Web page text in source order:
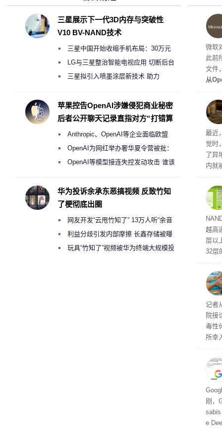
微软
此前
文件
从
营
最近
觉时
了异
内就
400
越高
层以
32层
ND
研发
星
容量
重
记者
院接
毒性
所幸
业
刚，
e
三星展示下一代3D内存与突破性
V10 BV-NAND技术
三星中国开始收缩手机布局：30万元
月销售额不达标门店 将被逐步清退
LG与三星整治智能电视应用 切断后台
偷偷共享带宽的违规行为
三星拟引入喷墨涂层新技术 助力
度
苹果控告OpenAI涉嫌侵犯商业秘密
后者公开聊天记录直指对方“打错算
Anthropic、OpenAI等企业面临欧盟
《人工智能法案》全新执法权限审查
OpenAI为网红举办奢华夏令营被批：
2000美元一晚 遭讽“反乌托邦”
OpenAI等模型接连失控发动攻击 谁该
华为投诉余承东恶搞视频 反致竹知
了梗彻底出圈
网友开发“云甩竹知了” 13万人听“余音
绕梁”利益分歧引发内部摩擦 长鑫存储被曝
曾将华为驻场工程师驱逐出研发基地
玩具“竹知了”视频被华为终端大规模投